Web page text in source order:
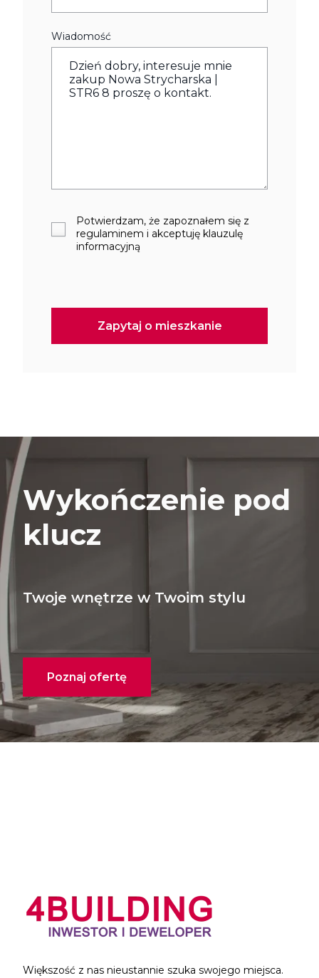
Wiadomość
Potwierdzam, że zapoznałem się z
regulaminem i akceptuję klauzulę
informacyjną
Wykończenie pod
klucz
Twoje wnętrze w Twoim stylu
Poznaj ofertę
Większość z nas nieustannie szuka swojego miejsca.